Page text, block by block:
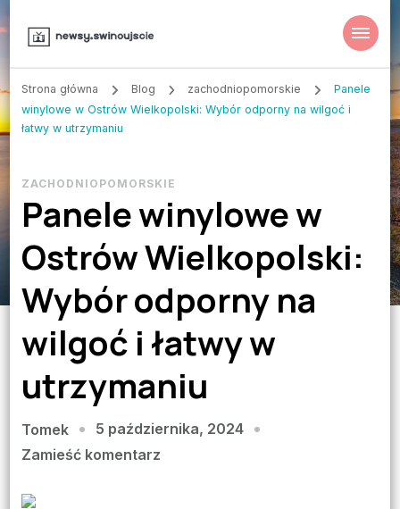
Strona główna Blog zachodniopomorskie
Panele
winylowe w Ostrów Wielkopolski: Wybór odporny na wilgoć i
łatwy w utrzymaniu
ZACHODNIOPOMORSKIE
Panele winylowe w
Ostrów Wielkopolski:
Wybór odporny na
wilgoć i łatwy w
utrzymaniu
Tomek
5 października, 2024
Zamieść komentarzwe